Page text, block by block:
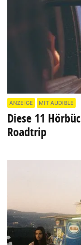
ANZEIGE MIT AUDIBLE
Diese 11
Roadtrip